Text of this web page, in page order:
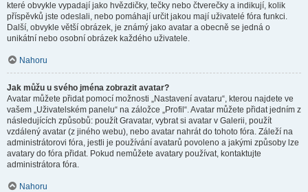
které obvykle vypadají jako hvězdičky, tečky nebo čtverečky a indikují, kolik
příspěvků jste odeslali, nebo pomáhají určit jakou mají uživatelé fóra funkci.
Další, obvykle větší obrázek, je známý jako avatar a obecně se jedná o
unikátní nebo osobní obrázek každého uživatele.
Nahoru
Jak můžu u svého jména zobrazit avatar?
Avatar můžete přidat pomocí možnosti „Nastavení avataru“, kterou najdete ve
vašem „Uživatelském panelu“ na záložce „Profil“. Avatar můžete přidat jedním z
následujících způsobů: použít Gravatar, vybrat si avatar v Galerii, použít
vzdálený avatar (z jiného webu), nebo avatar nahrát do tohoto fóra. Záleží na
administrátorovi fóra, jestli je používání avatarů povoleno a jakými způsoby lze
avatary do fóra přidat. Pokud nemůžete avatary používat, kontaktujte
administrátora fóra.
Nahoru